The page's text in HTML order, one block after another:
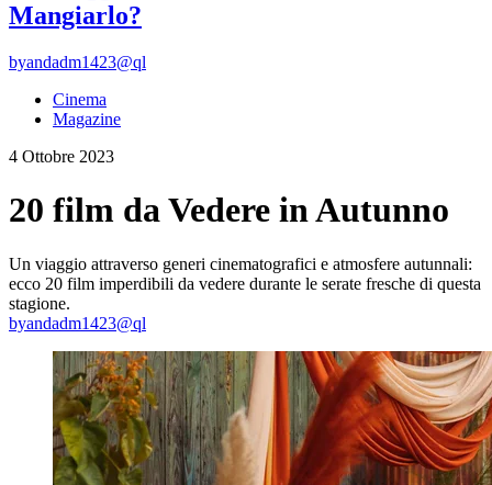
Mangiarlo?
byandadm1423@ql
Cinema
Magazine
4 Ottobre 2023
20 film da Vedere in Autunno
Un viaggio attraverso generi cinematografici e atmosfere autunnali:
ecco 20 film imperdibili da vedere durante le serate fresche di questa
stagione.
byandadm1423@ql